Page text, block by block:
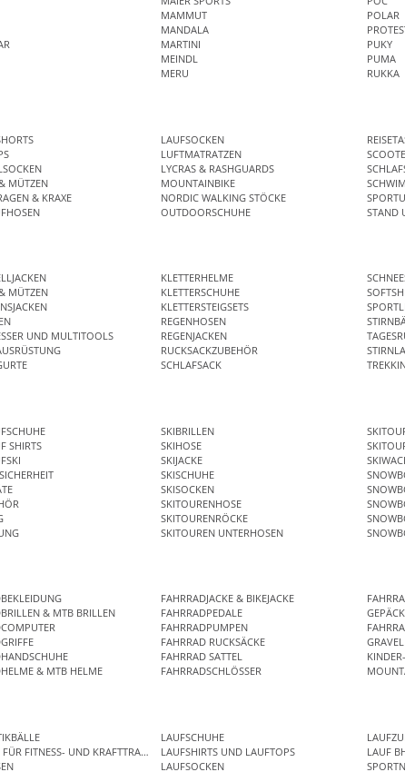
MAMMUT
MANDALA
MARTINI
MEINDL
MERU
POLAR
PUKY
PUMA
RUKKA
MÜTZEN
& KRAXE
LAUFSOCKEN
LUFTMATRATZEN
LYCRAS & RASHGUARDS
MOUNTAINBIKE
NORDIC WALKING STÖCKE
OUTDOORSCHUHE
STAND
MÜTZEN
UND MULTITOOLS
KLETTERHELME
KLETTERSCHUHE
KLETTERSTEIGSETS
REGENHOSEN
REGENJACKEN
RUCKSACKZUBEHÖR
SCHLAFSACK
SHIRTS
SKIBRILLEN
SKIHOSE
SKIJACKE
SKISCHUHE
SKISOCKEN
SKITOURENHOSE
SKITOURENRÖCKE
SKITOUREN UNTERHOSEN
& MTB BRILLEN
& MTB HELME
FAHRRADJACKE & BIKEJACKE
FAHRRADPEDALE
FAHRRADPUMPEN
FAHRRAD RUCKSÄCKE
FAHRRAD SATTEL
FAHRRADSCHLÖSSER
FITNESS- UND KRAFTTRAINING
LAUFSCHUHE
LAUFSHIRTS UND LAUFTOPS
LAUFSOCKEN
LAUF